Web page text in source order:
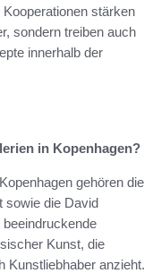
stärken
sondern treiben auch
innerhalb der
in Kopenhagen?
gehören die
sowie die David
Kunst, die
Kunstliebhaber anzieht.